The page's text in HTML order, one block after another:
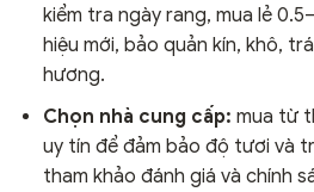
kiểm tra ngày rang, mua lẻ
hiệu mới, bảo quản kín, khô,
hương.
Chọn nhà cung cấp: mua từ
uy tín để đảm bảo độ tươi và
tham khảo đánh giá và chính